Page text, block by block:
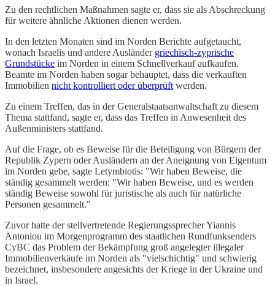
Zu den rechtlichen Maßnahmen sagte er, dass sie als Abschreckung
für weitere ähnliche Aktionen dienen werden.
In den letzten Monaten sind im Norden Berichte aufgetaucht,
wonach Israelis und andere Ausländer griechisch-zyprische
Grundstücke im Norden in einem Schnellverkauf aufkaufen.
Beamte im Norden haben sogar behauptet, dass die verkauften
Immobilien nicht kontrolliert oder überprüft werden.
Zu einem Treffen, das in der Generalstaatsanwaltschaft zu diesem
Thema stattfand, sagte er, dass das Treffen in Anwesenheit des
Außenministers stattfand.
Auf die Frage, ob es Beweise für die Beteiligung von Bürgern der
Republik Zypern oder Ausländern an der Aneignung von Eigentum
im Norden gebe, sagte Letymbiotis: "Wir haben Beweise, die
ständig gesammelt werden: "Wir haben Beweise, und es werden
ständig Beweise sowohl für juristische als auch für natürliche
Personen gesammelt."
Zuvor hatte der stellvertretende Regierungssprecher Yiannis
Antoniou im Morgenprogramm des staatlichen Rundfunksenders
CyBC das Problem der Bekämpfung groß angelegter illegaler
Immobilienverkäufe im Norden als "vielschichtig" und schwierig
bezeichnet, insbesondere angesichts der Kriege in der Ukraine und
in Israel.